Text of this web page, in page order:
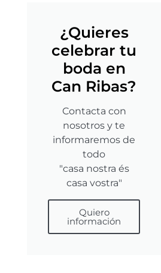
¿Quieres
celebrar tu
boda en
Can Ribas?
Contacta con
nosotros y te
informaremos de
todo
"casa nostra és
casa vostra"
Quiero
información